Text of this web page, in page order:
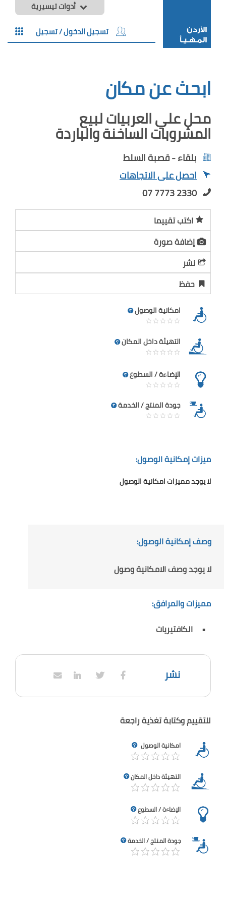
أدوات تيسيرية
تسجيل الدخول / تسجيل
ابحث عن مكان
محل علي العربيات لبيع
المشروبات الساخنة والباردة
بلقاء - قصبة السلط
احصل على الاتجاهات
07 7773 2330
اكتب تقييما
إضافة صورة
نشر
حفظ
امكانية الوصول
التهيئة داخل المكان
الإضاءة / السطوع
جودة المنتج / الخدمة
ميزات إمكانية الوصول:
لا يوجد مميزات امكانية الوصول
وصف إمكانية الوصول:
لا يوجد وصف الامكانية وصول
مميزات والمرافق:
الكافتيريات
نشر
للتقييم وكتابة تغذية راجعة
امكانية الوصول
التهيئة داخل المكان
الإضاءة / السطوع
جودة المنتج / الخدمة